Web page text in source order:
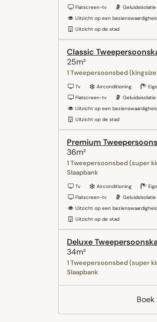
Flatscreen-tv
Geluidsisolatie
Uitzicht op een
Uitzicht op de stad
Classic
25m²
1 Tweepersoonsbed
Tv Airconditioning
Flatscreen-tv
Geluidsisolatie
Uitzicht op een
Uitzicht op de stad
Premium
36m²
1 Tweepersoonsbed (super
Slaapbank
Tv Airconditioning
Flatscreen-tv
Geluidsisolatie
Uitzicht op een
Uitzicht op de stad
Deluxe
34m²
1 Tweepersoonsbed (super
Slaapbank